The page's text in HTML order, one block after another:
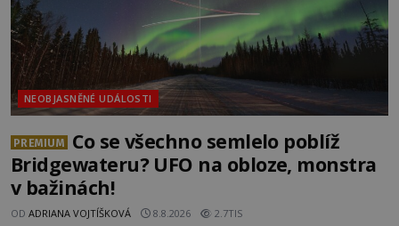
NEOBJASNĚNÉ UDÁLOSTI
PREMIUM
Co se všechno semlelo poblíž
Bridgewateru? UFO na obloze, monstra
v bažinách!
OD ADRIANA VOJTÍŠKOVÁ 8.8.2026 2.7TIS